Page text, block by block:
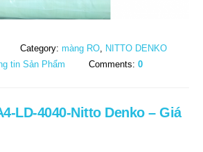
Category: màng RO NITTO DENKO
tin Sản Phẩm Comments: 0
LD-4040-Nitto Denko – Giá